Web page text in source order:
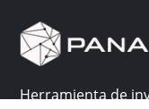
Herramienta de